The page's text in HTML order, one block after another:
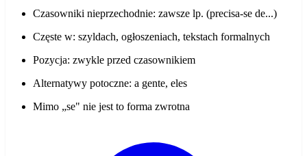
Czasowniki nieprzechodnie: zawsze lp. (precisa-se de...)
Częste w: szyldach, ogłoszeniach, tekstach formalnych
Pozycja: zwykle przed czasownikiem
Alternatywy potoczne: a gente, eles
Mimo „se" nie jest to forma zwrotna